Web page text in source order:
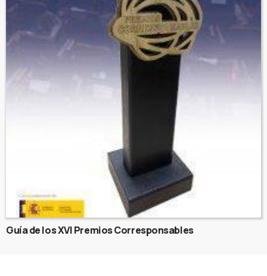
Guía de los XVI Premios Corresponsables